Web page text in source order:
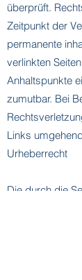
überprüft.
Zeitpunkt der
permanente
verlinkten
Anhaltspunkte
zumutbar. Bei
Links
Urheberrecht
Die durch die